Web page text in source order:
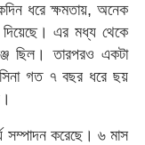
ধরে ক্ষমতায়, অনেক
দিয়েছে। এর মধ্য থেকে
ছিল। তারপরও একটা
গত ৭ বছর ধরে ছয়
সম্পাদন করেছে। ৬ মাস